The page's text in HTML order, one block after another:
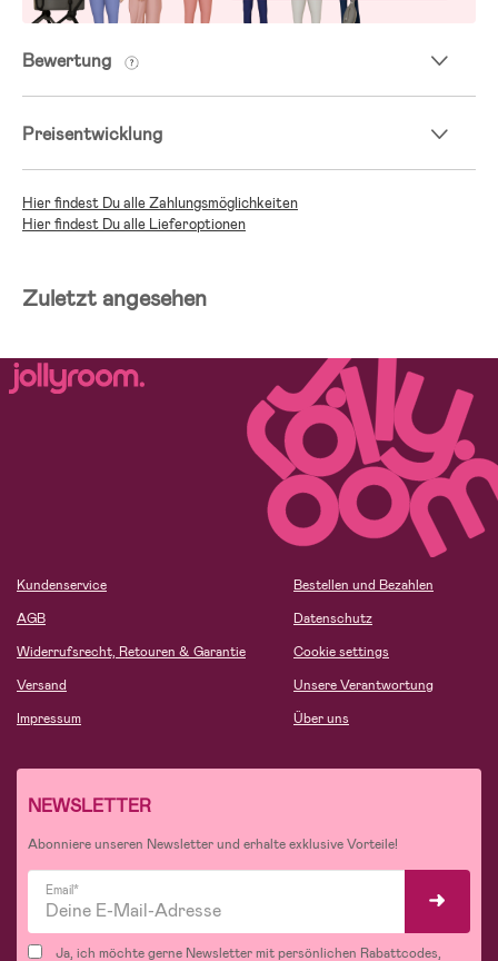
Bewertung
Preisentwicklung
Hier findest Du alle Zahlungsmöglichkeiten
Hier findest Du alle Lieferoptionen
Zuletzt angesehen
Kundenservice
AGB
Widerrufsrecht, Retouren & Garantie
Versand
Impressum
Bestellen und Bezahlen
Datenschutz
Cookie settings
Unsere Verantwortung
Über uns
NEWSLETTER
Abonniere unseren Newsletter und erhalte exklusive Vorteile!
Email*
Ja, ich möchte gerne Newsletter mit persönlichen Rabattcodes,